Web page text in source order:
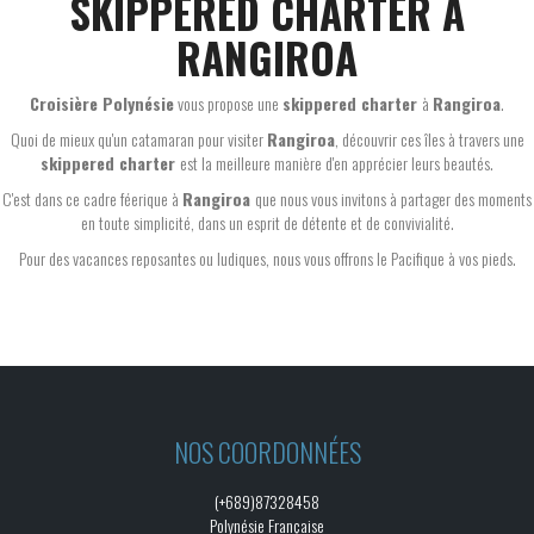
RANGIROA
Croisière Polynésievous propose une skippered charter à Rangiroa.
Quoi de mieux qu'un catamaran pour visiterRangiroa, découvrir ces îles à travers une
skippered charter est la meilleure manière d'en apprécier leurs beautés.
C'est dans ce cadre féerique à Rangiroa que nous vous invitons à partager des moments
en toute simplicité, dans un esprit de détente et de convivialité.
Pour des vacances reposantes ou ludiques, nous vous offrons le Pacifique à vos pieds.
NOS COORDONNÉES
(+689)87328458
Polynésie Française